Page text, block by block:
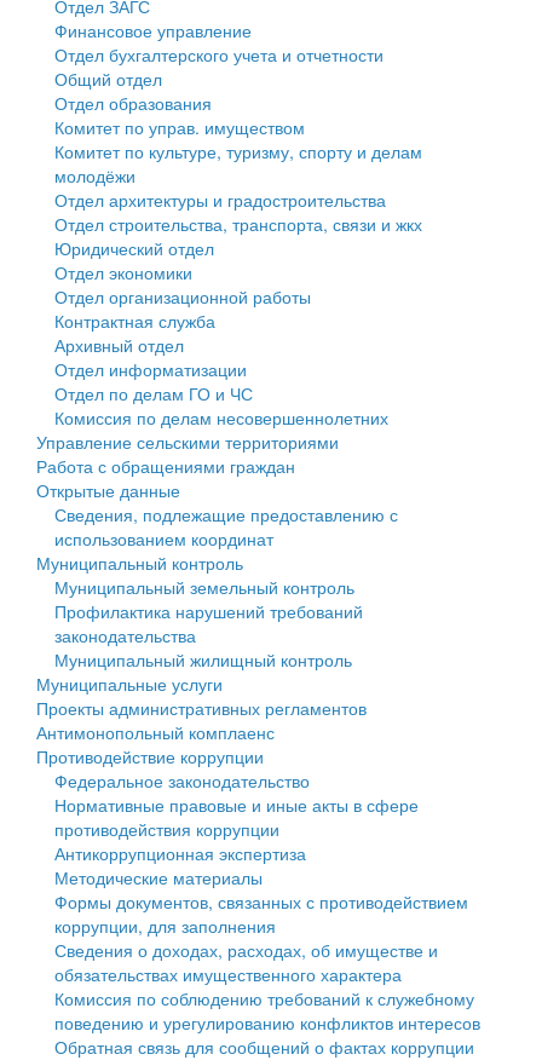
Государственные услуги
Промышленность и АПК
Экономика и бизнес
Символика
Устав
Гостям округа
Туризм
Культура
Образование
Здравоохранение
Социальная защита
Фотоальбом
муниципального округа Тверской области
Администрация Кашинского муниципального округа
Тверской области
Управление сельскими территориями
Открытые данные
Работа с обращениями граждан
Муниципальный контроль
Муниципальные услуги
Проекты административных регламентов
Антимонопольный комплаенс
Противодействие коррупции
Финансовое управление
Бюджет для граждан
Имущество
Выявление правообладателей ранее учтенных
объектов недвижимости
Имущественная поддержка субъектов малого и
среднего предпринимательства
Информационная поддержка субъектов малого и
среднего предпринимательства
Муниципальные программы
Контрольно-счетная палата
Персональные данные
Оценка регулирующего воздействия
Деятельность МУ
Нормативы градостроительного проектирования
Правила землепользования и застройки
Генеральные планы
Проекты планировки территории
Собрание депутатов
Городское поселение
Сельские поселения
Отдел ЗАГС
Финансовое управление
Отдел бухгалтерского учета и отчетности
Общий отдел
Отдел образования
Комитет по управ. имуществом
Комитет по культуре, туризму, спорту и делам
молодёжи
Отдел архитектуры и градостроительства
Отдел строительства, транспорта, связи и жкх
Юридический отдел
Отдел экономики
Отдел организационной работы
Контрактная служба
Архивный отдел
Отдел информатизации
Отдел по делам ГО и ЧС
Комиссия по делам несовершеннолетних
Управление сельскими территориями
Работа с обращениями граждан
Открытые данные
Сведения, подлежащие предоставлению с
использованием координат
Муниципальный контроль
Муниципальный земельный контроль
Профилактика нарушений требований
законодательства
Муниципальный жилищный контроль
Муниципальные услуги
Проекты административных регламентов
Антимонопольный комплаенс
Противодействие коррупции
Федеральное законодательство
Нормативные правовые и иные акты в сфере
противодействия коррупции
Антикоррупционная экспертиза
Методические материалы
Формы документов, связанных с противодействием
коррупции, для заполнения
Сведения о доходах, расходах, об имуществе и
обязательствах имущественного характера
Комиссия по соблюдению требований к служебному
поведению и урегулированию конфликтов интересов
Обратная связь для сообщений о фактах коррупции